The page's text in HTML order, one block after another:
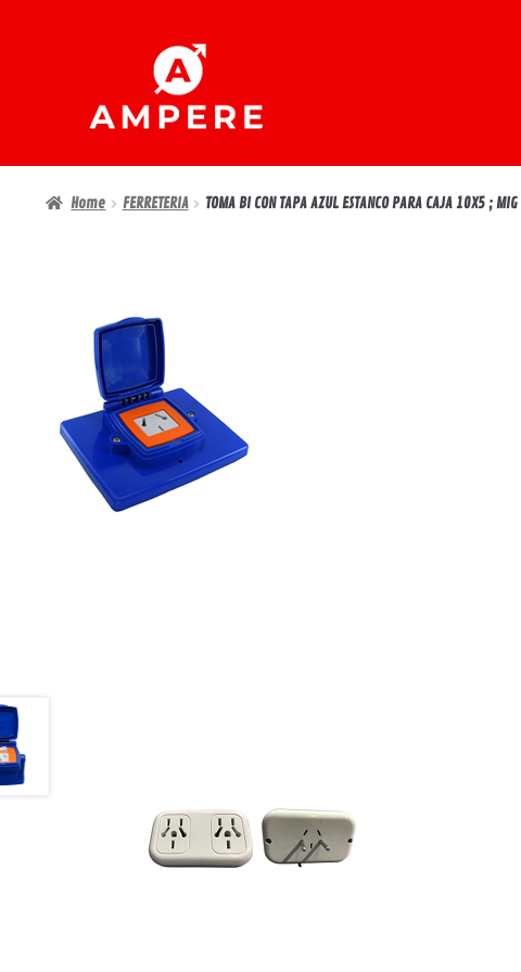
la
contenido
Home FERRETERIA TOMA BI CON TAPA AZUL ESTANCO PARA CAJA 10X5 ; MIG